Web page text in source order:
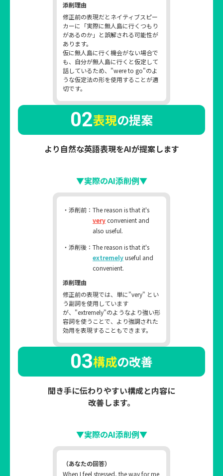
添削理由
修正前の表現だとネイティブスピー
カーに「実際に無人島に行くつもり
があるのか」と誤解される可能性が
あります。
仮に無人島に行く機会がない場合で
も、自分が無人島に行くと仮定して
話しているため、"were to go"のよ
うな仮定法の形を使用することが適
切です。
02表現の提案
より自然な英語表現をAIが提案します
▼実際のAI添削例▼
・添削前： The reason is that it's
veryconvenient and
also useful.
・添削後： The reason is that it's
extremelyuseful and
convenient.
添削理由
修正前の表現では、単に"very" とい
う副詞を使用しています
が、"extremely"のようなより強い形
容詞を使うことで、より強調された
効用を表現することもできます。
03構成の改善
聞き手に伝わりやすい構成と内容に
改善します。
▼実際のAI添削例▼
（あなたの回答）
When I feel stressed, the way for me